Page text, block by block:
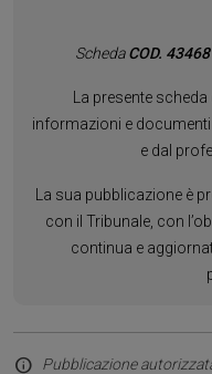
SchedaCOD.
La presente
informazioni e
e dal
La sua pubblicazione è
con il Tribunale, con
continua e
Pubblicazione